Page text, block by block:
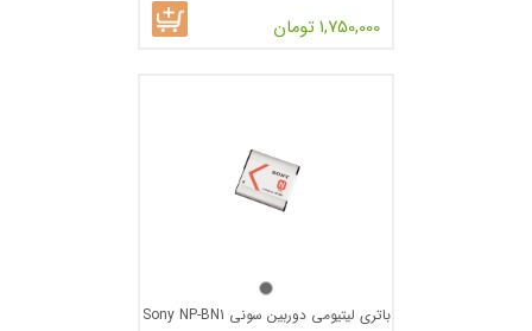
1,750,000 تومان
باتری لیتیومی دوربین سونی Sony NP-BN1